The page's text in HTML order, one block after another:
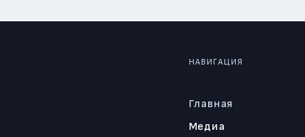
НАВИГАЦИЯ
Главная
Медиа